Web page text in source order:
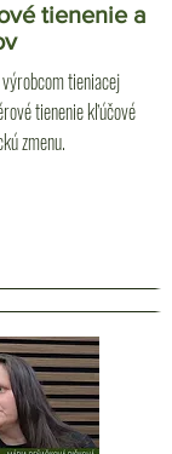
tienenie a
tieniacej
tienenie kľúčové
zmenu.